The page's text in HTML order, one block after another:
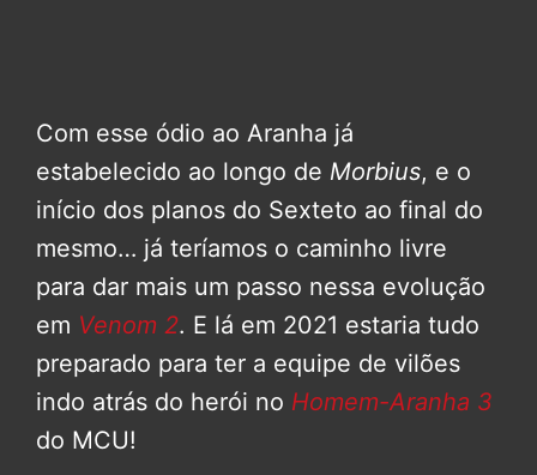
Com esse ódio ao Aranha já
estabelecido ao longo de Morbius, e o
início dos planos do Sexteto ao final do
mesmo… já teríamos o caminho livre
para dar mais um passo nessa evolução
em Venom 2. E lá em 2021 estaria tudo
preparado para ter a equipe de vilões
indo atrás do herói no Homem-Aranha 3
do MCU!